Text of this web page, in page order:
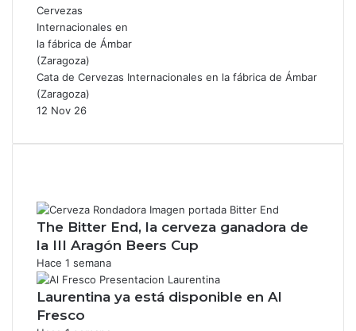
Cata de Cervezas Internacionales en la fábrica de Ámbar
(Zaragoza)
12 Nov 26
The Bitter End, la cerveza ganadora de
la III Aragón Beers Cup
Hace 1 semana
Laurentina ya está disponible en Al
Fresco